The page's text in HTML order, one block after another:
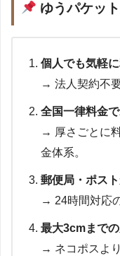
ゆうパケッ
個人でも気軽
→ 法人契約不
全国一律料金
→ 厚さごとに
金体系。
郵便局・ポス
→ 24時間対応
最大3cmまで
→ ネコポスよ